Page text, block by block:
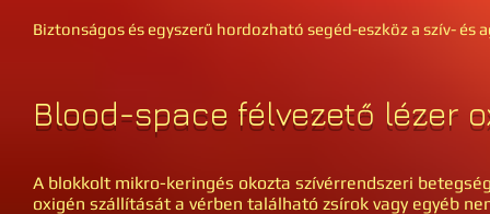
Biztonságos és egyszerű hordozható segéd-eszköz a szív- és
Blood-space félvezető lézer
A blokkolt mikro-keringés okozta szívérrendszeri
oxigén szállítását a vérben található zsírok vagy egyéb